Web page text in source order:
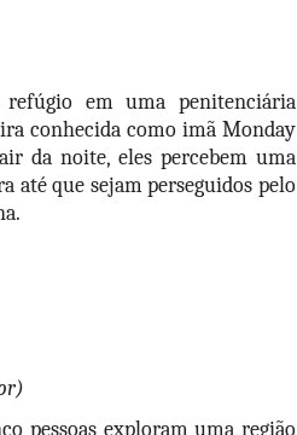
em uma penitenciária
conhecida como imã Monday
da noite, eles percebem uma
até que sejam perseguidos pelo
pessoas exploram uma região